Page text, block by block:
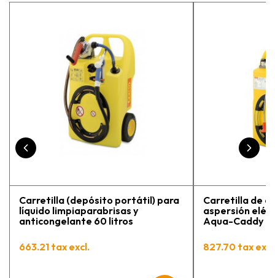
estaba eligiendo la máquina más
contactactanto me explicó todo￼
En general, la recomiendo, he
vuelto a comprar, tengo varios
pedidos en proceso y muy
Carretilla (depósito portátil) para
líquido limpiaparabrisas y
anticongelante 60 litros
663.21 tax excl.
Carretilla de
aspersión
Aqua-Caddy
827.70 tax